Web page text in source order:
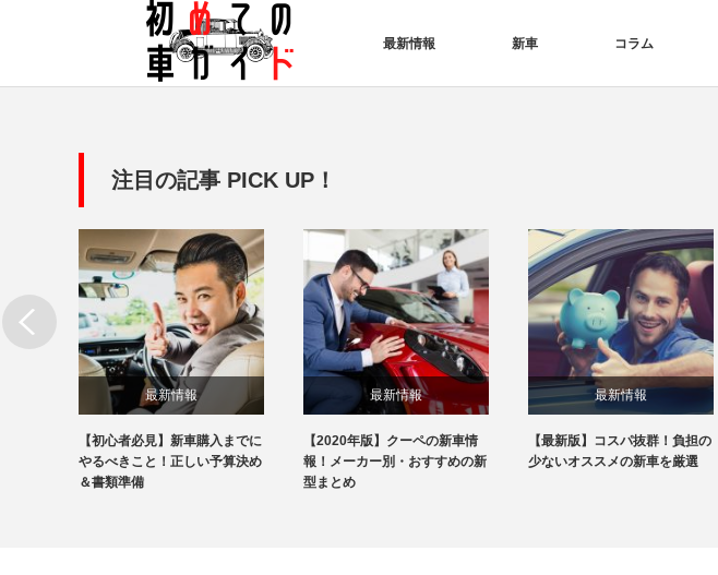
最新情報 新車 コラム
注目の記事 PICK UP！
最新情報
【初心者必見】新車購入までに
やるべきこと！正しい予算決め
＆書類準備
最新情報
【2020年版】クーペの新車情
報！メーカー別・おすすめの新
型まとめ
最新情報
【最新版】コスパ抜群！負担の
少ないオススメの新車を厳選